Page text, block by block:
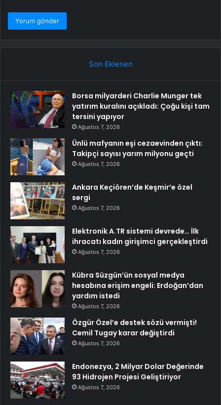
Son Eklenen
Borsa milyarderi Charlie Munger tek
yatırım kuralını açıkladı: Çoğu kişi tam
tersini yapıyor
Ağustos 7, 2026
Ünlü mafyanın eşi cezaevinden çıktı:
Takipçi sayısı yarım milyonu geçti
Ağustos 7, 2026
Ankara Keçiören’de Keşmir’e özel
sergi
Ağustos 7, 2026
Elektronik A.TR sistemi devrede… İlk
ihracatı kadın girişimci gerçekleştirdi
Ağustos 7, 2026
Kübra Süzgün’ün sosyal medya
hesabına erişim engeli: Erdoğan’dan
yardım istedi
Ağustos 7, 2026
Özgür Özel’e destek sözü vermişti!
Cemil Tugay karar değiştirdi
Ağustos 7, 2026
Endonezya, 2 Milyar Dolar Değerinde
93 Hidrojen Projesi Geliştiriyor
Ağustos 7, 2026